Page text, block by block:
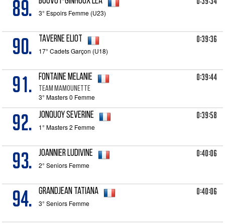
89. 3° Espoirs Femme (U23)
90. TAVERNE Eliot
17° Cadets Garçon (U18)
0:39:36
91. FONTAINE Melanie
Team Mamounette
3° Masters 0 Femme
0:39:44
92. JONQUOY Severine
1° Masters 2 Femme
0:39:58
93. JOANNIER Ludivine
2° Seniors Femme
0:40:06
94. GRANDJEAN Tatiana
3° Seniors Femme
0:40:06